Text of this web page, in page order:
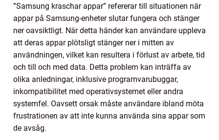
”Samsung kraschar appar” refererar till situationen när
appar på Samsung-enheter slutar fungera och stänger
ner oavsiktligt. När detta händer kan användare uppleva
att deras appar plötsligt stänger ner i mitten av
användningen, vilket kan resultera i förlust av arbete, tid
och till och med data. Detta problem kan inträffa av
olika anledningar, inklusive programvarubuggar,
inkompatibilitet med operativsystemet eller andra
systemfel. Oavsett orsak måste användare ibland möta
frustrationen av att inte kunna använda sina appar som
de avsåg.